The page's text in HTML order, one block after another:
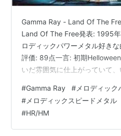
Gamma Ray - Land Of The
Land Of The Free発表: 1995
ロディックパワーメタル好き
評価: 89点一言: 初期
いだ雰囲気に仕上がっていて
すめメタルアルバム紹介する
2022年7月8日
#Gamma Ray # メロディッ
# メロディックスピードメタル
#HR/HM